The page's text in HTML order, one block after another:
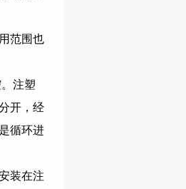
范围也
注塑
开，经
循环进
装在注